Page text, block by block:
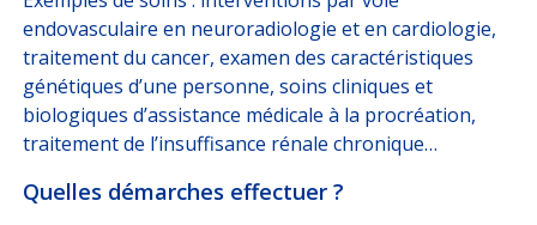
endovasculaire en neuroradiologie et en cardiologie,
traitement du cancer, examen des caractéristiques
génétiques d’une personne, soins cliniques et
biologiques d’assistance médicale à la procréation,
traitement de l’insuffisance rénale chronique…
Quelles démarches effectuer ?